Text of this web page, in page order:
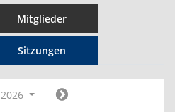
Mitglieder
Sitzungen
2026